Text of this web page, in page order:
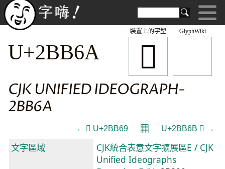
GlyphWiki
𫭪
裝置上的字型
U+2BB6A
CJK UNIFIED IDEOGRAPH-
2BB6A
← 𫭩 U+2BB69 𝄜 U+2BB6B 𫭫 →
文字區域
CJK統合表意文字擴展區E / CJK
Unified Ideographs